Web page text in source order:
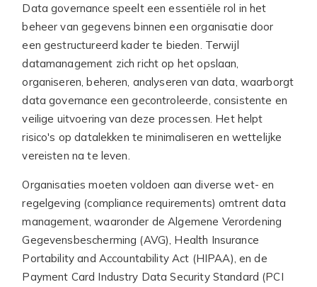
Data governance speelt een essentiële rol in het
beheer van gegevens binnen een organisatie door
een gestructureerd kader te bieden. Terwijl
datamanagement zich richt op het opslaan,
organiseren, beheren, analyseren van data, waarborgt
data governance een gecontroleerde, consistente en
veilige uitvoering van deze processen. Het helpt
risico's op datalekken te minimaliseren en wettelijke
vereisten na te leven.
Organisaties moeten voldoen aan diverse wet- en
regelgeving (compliance requirements) omtrent data
management, waaronder de Algemene Verordening
Gegevensbescherming (AVG), Health Insurance
Portability and Accountability Act (HIPAA), en de
Payment Card Industry Data Security Standard (PCI